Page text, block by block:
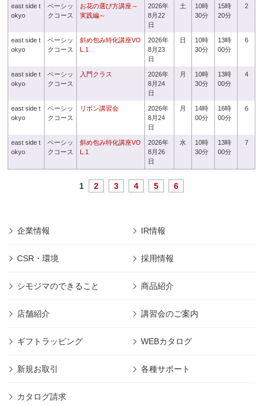
east side t
okyo
ベーシッ
クコース
お花の選び方講座～
実践編～
2026年
8月22
日
土
10時
30分
15時
20分
2
east side t
okyo
ベーシッ
クコース
斜め包み特化講座VO
L.1
2026年
8月23
日
日
10時
30分
13時
00分
6
east side t
okyo
ベーシッ
クコース
入門クラス
2026年
8月24
日
月
10時
30分
13時
00分
4
east side t
okyo
ベーシッ
クコース
リボン講習会
2026年
8月24
日
月
14時
00分
16時
00分
6
east side t
okyo
ベーシッ
クコース
斜め包み特化講座VO
L.1
2026年
8月26
日
水
10時
30分
13時
00分
7
1 2 3 4 5 6
企業情報 IR情報
CSR・環境 採用情報
シモジマのできること 商品紹介
店舗紹介 講習会のご案内
ギフトラッピング WEBカタログ
新規お取引 各種サポート
カタログ請求